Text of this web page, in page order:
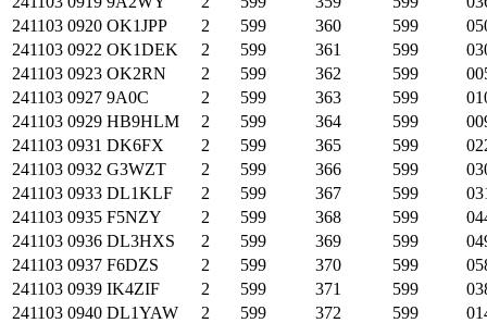
241103 0920 OK1JPP 2 599 360 599
241103 0922 OK1DEK 2 599 361 599
241103 0923 OK2RN 2 599 362 599
241103 0927 9A0C 2 599 363 599
241103 0929 HB9HLM 2 599 364 599
241103 0931 DK6FX 2 599 365 599
241103 0932 G3WZT 2 599 366 599
241103 0933 DL1KLF 2 599 367 599
241103 0935 F5NZY 2 599 368 599
241103 0936 DL3HXS 2 599 369 599
241103 0937 F6DZS 2 599 370 599
241103 0939 IK4ZIF 2 599 371 599
241103 0940 DL1YAW 2 599 372 599